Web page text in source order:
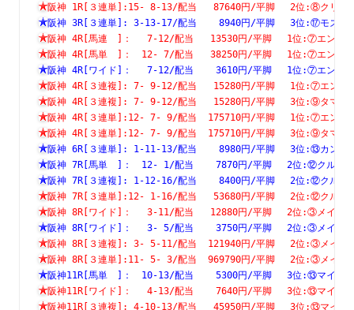
阪神 1R[３連単]:15- 8-13/配当   87640円/平脚　 2位
阪神 3R[３連単]: 3-13-17/配当    8940円/平脚　
阪神 4R[馬連　]：　 7-12/配当   13530円/平脚　 1
阪神 4R[馬単　]：　12- 7/配当   38250円/平脚　 1
阪神 4R[ワイド]：　 7-12/配当    3610円/平脚　 1
阪神 4R[３連複]: 7- 9-12/配当   15280円/平脚　
阪神 4R[３連複]: 7- 9-12/配当   15280円/平脚　 3
阪神 4R[３連単]:12- 7- 9/配当  175710円/平脚　
阪神 4R[３連単]:12- 7- 9/配当  175710円/平脚　 3
阪神 6R[３連単]: 1-11-13/配当    8980円/平
阪神 7R[馬単　]：　12- 1/配当    7870円/平脚　 2
阪神 7R[３連複]: 1-12-16/配当    8400円/平脚　 2
阪神 7R[３連単]:12- 1-16/配当   53680円/平脚　 2
阪神 8R[ワイド]：　 3-11/配当   12880円/平脚　 2位
阪神 8R[ワイド]：　 3- 5/配当    3750円/平脚　 2位
阪神 8R[３連複]: 3- 5-11/配当  121940円/平脚　 2位
阪神 8R[３連単]:11- 5- 3/配当  969790円/平脚　 2位
阪神11R[馬単　]：　10-13/配当    5300円/平脚　 3位:⑬マイネル
阪神11R[ワイド]：　 4-13/配当    7640円/平脚　 3位:⑬マイネル
阪神11R[３連複]: 4-10-13/配当   45950円/平脚　 3位:⑬マイネル